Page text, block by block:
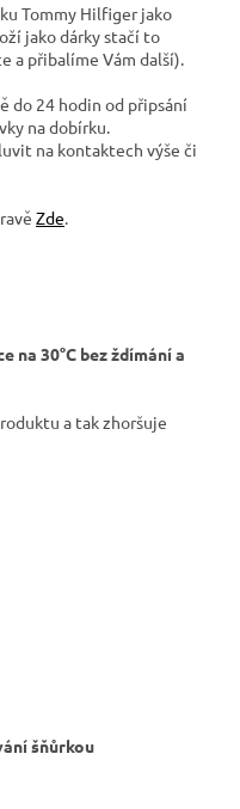
Tommy Hilfiger jako
jako dárky stačí to
a přibalíme Vám další).
do 24 hodin od připsání
na dobírku.
na kontaktech výše či
Zde.
na 30°C bez ždímání a
a tak zhoršuje
šňůrkou